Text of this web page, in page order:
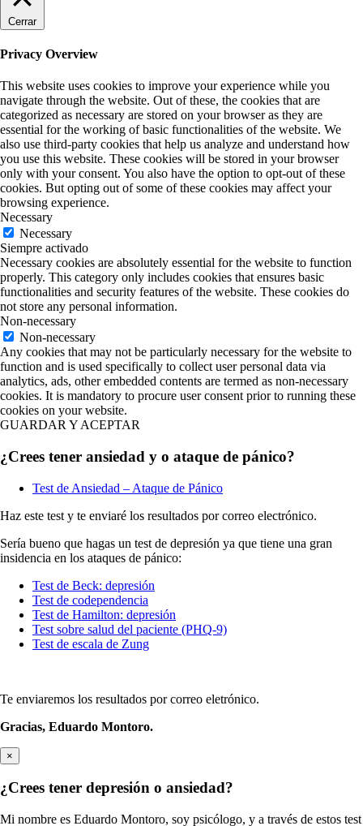
Cerrar
Privacy Overview
This website uses cookies to improve your experience while you
navigate through the website. Out of these, the cookies that are
categorized as necessary are stored on your browser as they are
essential for the working of basic functionalities of the website. We
also use third-party cookies that help us analyze and understand how
you use this website. These cookies will be stored in your browser
only with your consent. You also have the option to opt-out of these
cookies. But opting out of some of these cookies may affect your
browsing experience.
Necessary
Necessary
Siempre activado
Necessary cookies are absolutely essential for the website to function
properly. This category only includes cookies that ensures basic
functionalities and security features of the website. These cookies do
not store any personal information.
Non-necessary
Non-necessary
Any cookies that may not be particularly necessary for the website to
function and is used specifically to collect user personal data via
analytics, ads, other embedded contents are termed as non-necessary
cookies. It is mandatory to procure user consent prior to running these
cookies on your website.
GUARDAR Y ACEPTAR
¿Crees tener ansiedad y o ataque de pánico?
Test de Ansiedad – Ataque de Pánico
Haz este test y te enviaré los resultados por correo electrónico.
Sería bueno que hagas un test de depresión ya que tiene una gran
insidencia en los ataques de pánico:
Test de Beck: depresión
Test de codependencia
Test de Hamilton: depresión
Test sobre salud del paciente (PHQ-9)
Test de escala de Zung
Te enviaremos los resultados por correo eletrónico.
Gracias, Eduardo Montoro.
×
¿Crees tener depresión o ansiedad?
Mi nombre es Eduardo Montoro, soy psicólogo, y a través de estos test